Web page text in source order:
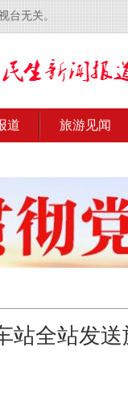
台无关。
道 旅游见闻
站全站发